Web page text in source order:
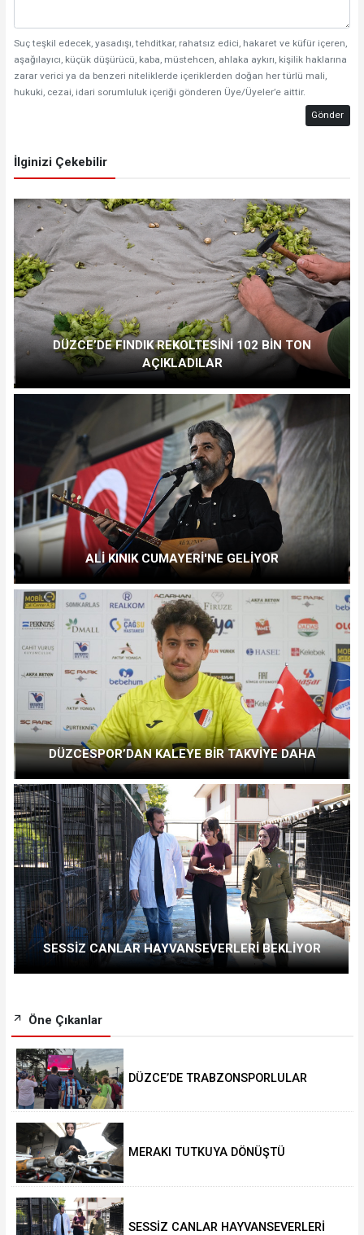
Suç teşkil edecek, yasadışı, tehditkar, rahatsız edici, hakaret ve küfür içeren,
aşağılayıcı, küçük düşürücü, kaba, müstehcen, ahlaka aykırı, kişilik haklarına
zarar verici ya da benzeri niteliklerde içeriklerden doğan her türlü mali,
hukuki, cezai, idari sorumluluk içeriği gönderen Üye/Üyeler’e aittir.
Gönder
İlginizi Çekebilir
DÜZCE’DE FINDIK REKOLTESİNİ 102 BİN TON
AÇIKLADILAR
ALİ KINIK CUMAYERİ'NE GELİYOR
DÜZCESPOR’DAN KALEYE BİR TAKVİYE DAHA
SESSİZ CANLAR HAYVANSEVERLERİ BEKLİYOR
Öne Çıkanlar
DÜZCE’DE TRABZONSPORLULAR
MERAKI TUTKUYA DÖNÜŞTÜ
SESSİZ CANLAR HAYVANSEVERLERİ